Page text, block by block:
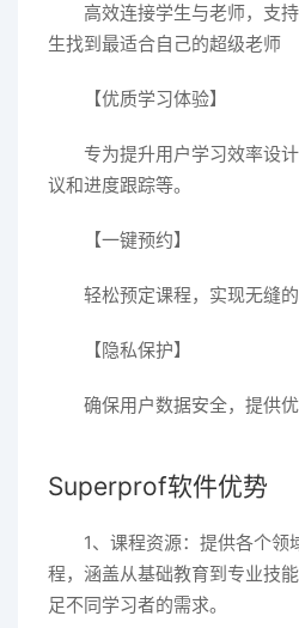
高效连接学生与老师，支
生找到最适合自己的超级老师
【优质学习体验】
专为提升用户学习效率设
议和进度跟踪等。
【一键预约】
轻松预定课程，实现无缝
【隐私保护】
确保用户数据安全，提供优
Superprof软件优势
1、课程资源：提供各个领
程，涵盖从基础教育到专业技
足不同学习者的需求。